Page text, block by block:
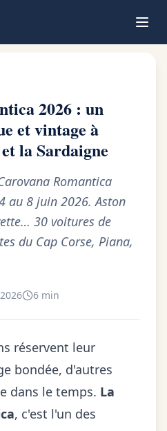
2026 : un
et vintage à
la Sardaigne
Romantica
au 8 juin 2026. Aston
30 voitures de
du Cap Corse, Piana,
6 min
réservent leur
bondée, d'autres
dans le temps. La
, c'est l'un des